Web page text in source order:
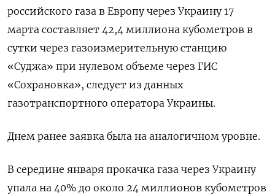
российского газа в Европу через Украину 17
марта составляет 42,4 миллиона кубометров в
сутки через газоизмерительную станцию
«Суджа» при нулевом объеме через ГИС
«Сохрановка», следует из данных
газотранспортного оператора Украины.
Днем ранее заявка была на аналогичном уровне.
В середине января прокачка газа через Украину
упала на 40% до около 24 миллионов кубометров